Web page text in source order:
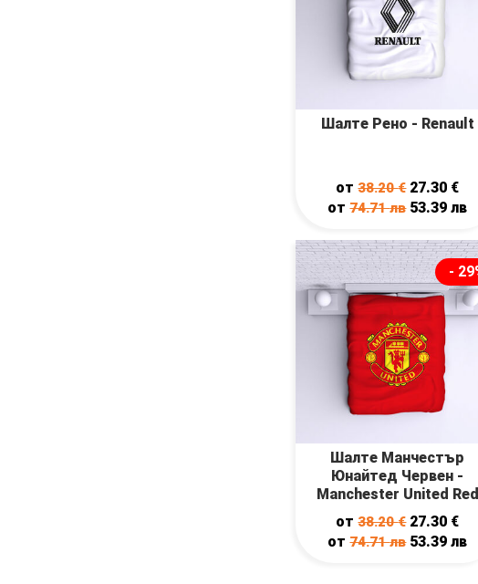
Шалте Рено - Renault
от38.20€ 27.30 €
от74.71лв 53.39лв
-
Шалте Манчестър
Юнайтед Червен -
Manchester United Red
от38.20€ 27.30 €
от74.71лв 53.39лв